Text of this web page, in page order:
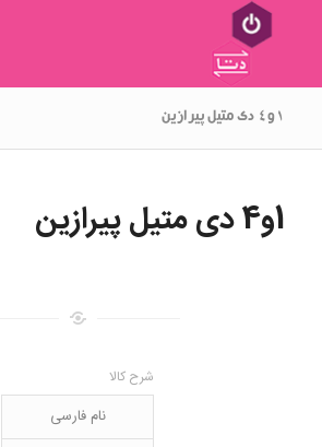
۱و۴ دی متیل پیرازین
1و4 دی متیل پیرازین
شرح کالا
نام فارسی